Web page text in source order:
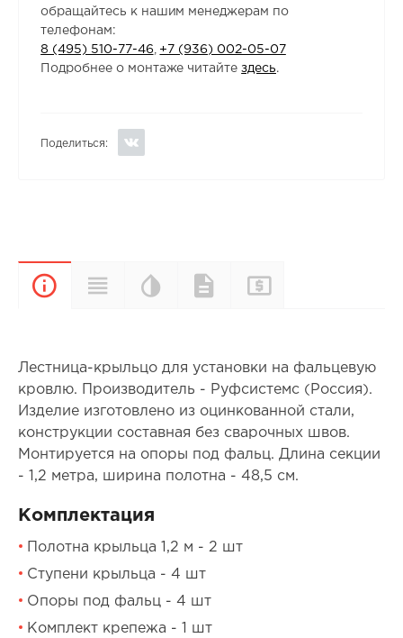
обращайтесь к нашим менеджерам по
телефонам:
8 (495) 510-77-46
+7 (936) 002-05-07
Подробнее о монтаже читайтездесь.
Поделиться:
ОписаниеХарактеристики
Цветовая
палитра
Документы
Лестница-крыльцо для установки на фальцевую
кровлю. Производитель - Руфсистемс (Россия).
Изделие изготовлено из оцинкованной стали,
конструкции составная без сварочных швов.
Монтируется на опоры под фальц. Длина секции
- 1,2 метра, ширина полотна - 48,5 см.
Комплектация
Полотна крыльца 1,2 м - 2 шт
Ступени крыльца - 4 шт
Опоры под фальц - 4 шт
Комплект крепежа - 1 шт